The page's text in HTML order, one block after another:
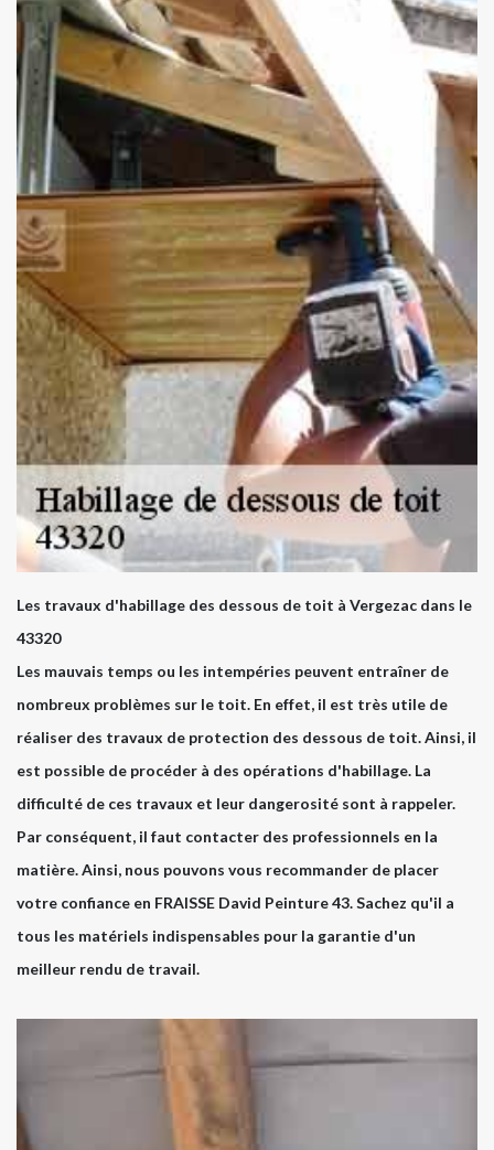
Les travaux d'habillage des dessous de toit à Vergezac dans le
43320
Les mauvais temps ou les intempéries peuvent entraîner de
nombreux problèmes sur le toit. En effet, il est très utile de
réaliser des travaux de protection des dessous de toit. Ainsi, il
est possible de procéder à des opérations d'habillage. La
difficulté de ces travaux et leur dangerosité sont à rappeler.
Par conséquent, il faut contacter des professionnels en la
matière. Ainsi, nous pouvons vous recommander de placer
votre confiance en FRAISSE David Peinture 43. Sachez qu'il a
tous les matériels indispensables pour la garantie d'un
meilleur rendu de travail.